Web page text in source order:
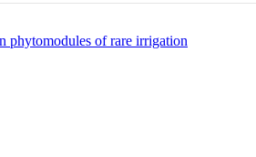
phytomodules of rare irrigation